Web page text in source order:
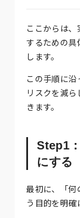
ここからは
するための具
します。
この手順に
リスクを減
きます。
Step1
にする
最初に、「
う目的を明確